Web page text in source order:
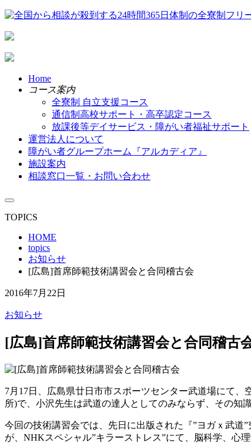
Home
コース案内
全寮制 自立支援コース
通信制高校サポート・高卒認定コース
放課後等デイサービス・障がい者福祉サポート
運営法人について
障がい者グループホーム『アルカディア』
施設案内
相談窓口一覧・お問い合わせ
TOPICS
HOME
topics
お知らせ
[広島]首席師範技術講習会と合同稽古会
2016年7月22日
お知らせ
[広島]首席師範技術講習会と合同稽古
7月17日、広島県廿日市市スポーツセンター武道場にて
所)で、小沢先生は武道の達人としてのみならず、その知
今回の技術講習会では、先日に出版された『”ヨガｘ武
が、NHKスペシャル”キラーストレス”にて、脳科学、心